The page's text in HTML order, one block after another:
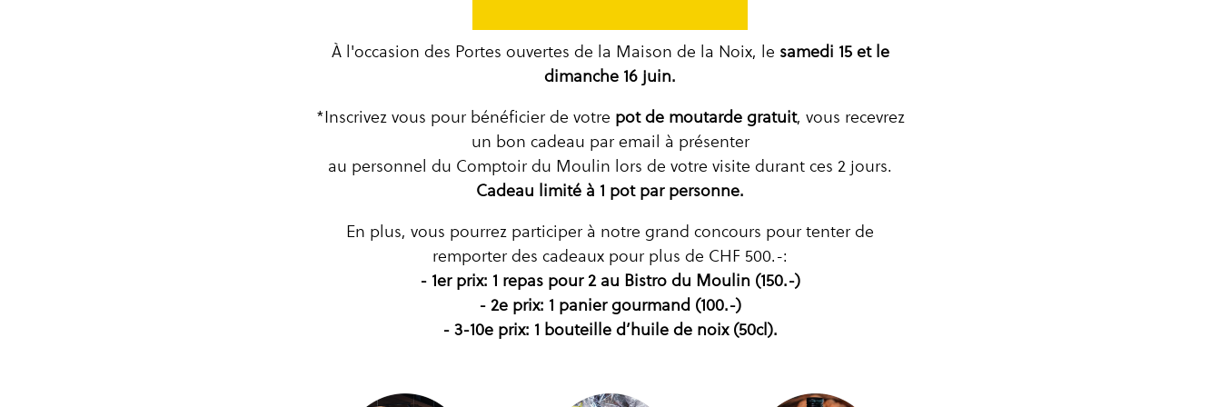
À l'occasion des Portes ouvertes de la Maison de la Noix, le samedi 15 et le
dimanche 16 juin.
*Inscrivez vous pour bénéficier de votre pot de moutarde gratuit, vous recevrez
un bon cadeau par email à présenter
au personnel du Comptoir du Moulin lors de votre visite durant ces 2 jours.
Cadeau limité à 1 pot par personne.
En plus, vous pourrez participer à notre grand concours pour tenter de
remporter des cadeaux pour plus de CHF 500.-:
- 1er prix: 1 repas pour 2 au Bistro du Moulin (150.-)
- 2e prix: 1 panier gourmand (100.-)
- 3-10e prix: 1 bouteille d’huile de noix (50cl).